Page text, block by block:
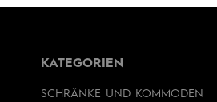
KATEGORIEN
SCHRÄNKE UND KOMMODEN